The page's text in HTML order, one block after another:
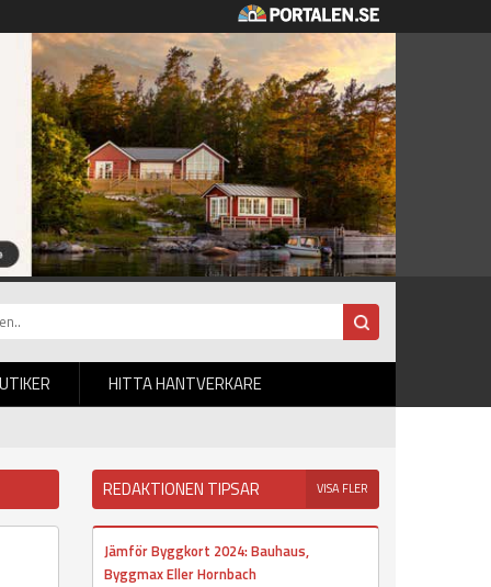
HITTA HANTVERKARE
REDAKTIONEN TIPSAR VISA FLER
Jämför Byggkort 2024: Bauhaus,
Byggmax Eller Hornbach